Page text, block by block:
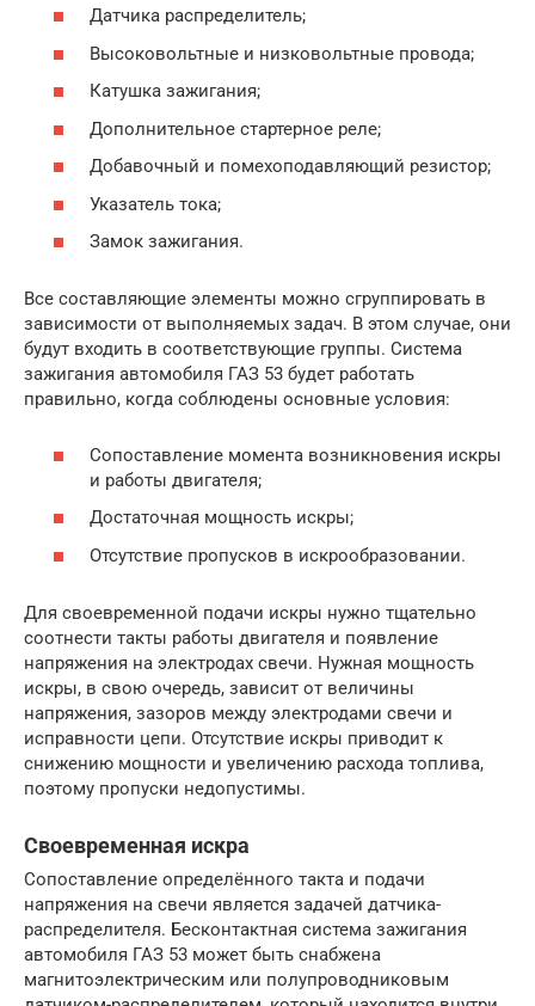
Датчика распределитель;
Высоковольтные и низковольтные провода;
Катушка зажигания;
Дополнительное стартерное реле;
Добавочный и помехоподавляющий резистор;
Указатель тока;
Замок зажигания.
Все составляющие элементы можно сгруппировать в
зависимости от выполняемых задач. В этом случае, они
будут входить в соответствующие группы. Система
зажигания автомобиля ГАЗ 53 будет работать
правильно, когда соблюдены основные условия:
Сопоставление момента возникновения искры
и работы двигателя;
Достаточная мощность искры;
Отсутствие пропусков в искрообразовании.
Для своевременной подачи искры нужно тщательно
соотнести такты работы двигателя и появление
напряжения на электродах свечи. Нужная мощность
искры, в свою очередь, зависит от величины
напряжения, зазоров между электродами свечи и
исправности цепи. Отсутствие искры приводит к
снижению мощности и увеличению расхода топлива,
поэтому пропуски недопустимы.
Своевременная искра
Сопоставление определённого такта и подачи
напряжения на свечи является задачей датчика-
распределителя. Бесконтактная система зажигания
автомобиля ГАЗ 53 может быть снабжена
магнитоэлектрическим или полупроводниковым